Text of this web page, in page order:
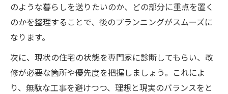
のような暮らしを送りたいのか、どの部分に重点を置く
のかを整理することで、後のプランニングがスムーズに
なります。
次に、現状の住宅の状態を専門家に診断してもらい、改
修が必要な箇所や優先度を把握しましょう。これによ
り、無駄な工事を避けつつ、理想と現実のバランスをと